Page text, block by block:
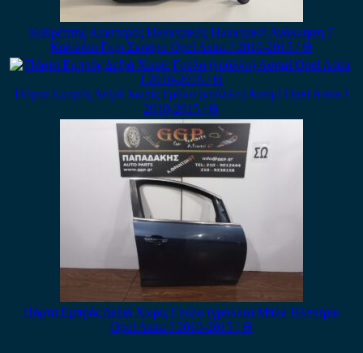
Καθρέπτης Αριστερός Ηλεκτρικός Ηλεκτρική Ανάκληση 7
Καλώδια Γκρι Σκούρο Opel Astra J 2010-2015 / Θ
Πόρτα Εμπρός Δεξιά Χωρίς Γρύλο (γρύλλο) Ασημί Opel Astra J
2010-2015 / Θ
Πόρτα Εμπρός Δεξιά Χωρίς Γρύλο (γρύλλο) Μπλε Ηλεκτρίκ
Opel Astra J 2010-2015 / Θ